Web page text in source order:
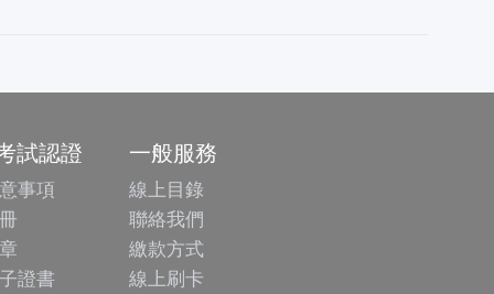
試認證
事項
證書
一般服務
線上目錄
聯絡我們
繳款方式
線上刷卡